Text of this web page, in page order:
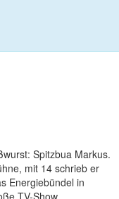
Spitzbua Markus.
mit 14 schrieb er
Energiebündel in
TV-Show